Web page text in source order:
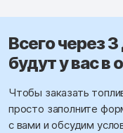
Всего через
будут у вас в
Чтобы заказать
просто заполните
с вами и обсудим